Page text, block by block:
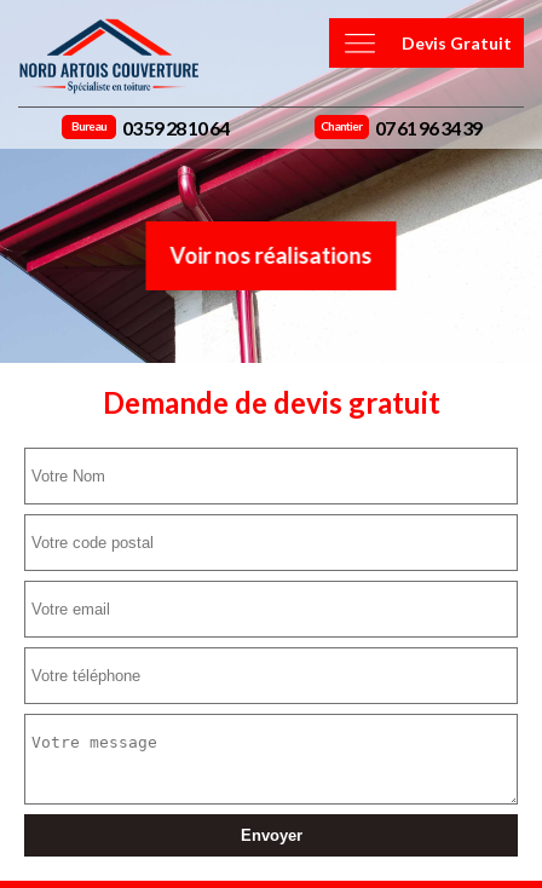
Devis Gratuit
Bureau 03 59 28 10 64 Chantier 07 61 96 34 39
Voir nos réalisations
Demande de devis gratuit